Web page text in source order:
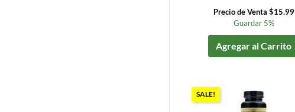
Precio de Venta $15.99
Guardar 5%
Agregar al Carrito
SALE!